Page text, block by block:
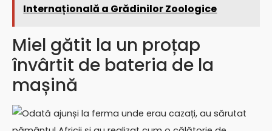
Internațională a Grădinilor Zoologice
Miel gătit la un proțap
învârtit de bateria de la
mașină
Odată ajunși la ferma unde erau cazați, au sărutat